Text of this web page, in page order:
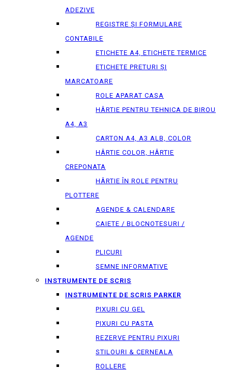
ADEZIVE
REGISTRE ȘI FORMULARE
CONTABILE
ETICHETE A4, ETICHETE TERMICE
ETICHETE PRETURI ȘI
MARCATOARE
ROLE APARAT CASA
HÂRTIE PENTRU TEHNICA DE BIROU
A4, A3
CARTON A4, A3 ALB, COLOR
HÂRTIE COLOR, HÂRTIE
CREPONATA
HÂRTIE ÎN ROLE PENTRU
PLOTTERE
AGENDE & CALENDARE
CAIETE / BLOCNOTESURI /
AGENDE
PLICURI
SEMNE INFORMATIVE
INSTRUMENTE DE SCRIS
INSTRUMENTE DE SCRIS PARKER
PIXURI CU GEL
PIXURI CU PASTA
REZERVE PENTRU PIXURI
STILOURI & СERNEALA
ROLLERE